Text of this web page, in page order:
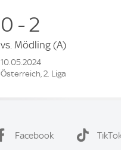
0 - 2
vs. Mödling (A)
10.05.2024
Österreich, 2. Liga
Facebook